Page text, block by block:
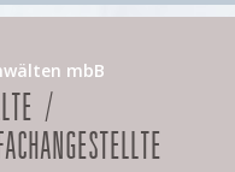
mbB
/